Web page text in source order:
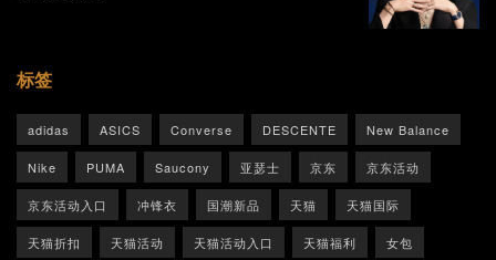
标签
adidas ASICS Converse DESCENTE New Balance
Nike PUMA Saucony 亚瑟士 京东 京东活动
京东活动入口 冲锋衣 国潮新品 天猫 天猫国际
天猫折扣 天猫活动 天猫活动入口 天猫福利 女包